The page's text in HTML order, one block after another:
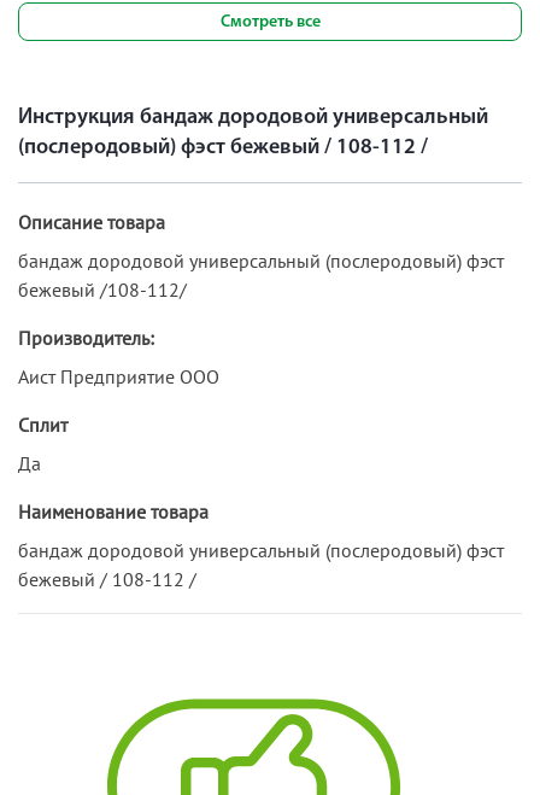
Смотреть все
Инструкция бандаж дородовой универсальный
(послеродовый) фэст бежевый / 108-112 /
Описание товара
бандаж дородовой универсальный (послеродовый) фэст
бежевый /108-112/
Производитель:
Аист Предприятие ООО
Сплит
Да
Наименование товара
бандаж дородовой универсальный (послеродовый) фэст
бежевый / 108-112 /